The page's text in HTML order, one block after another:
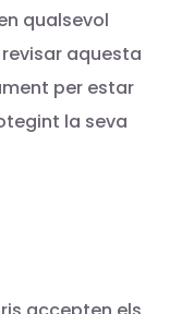
qualsevol
aquesta
per estar
la seva